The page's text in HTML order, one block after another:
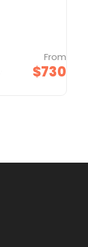
From
$730